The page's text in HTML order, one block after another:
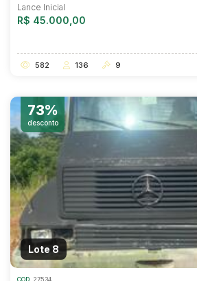
Lance Inicial
R$ 45.000,00
582 136 9
73%
desconto
Lote 8
COD. 27534